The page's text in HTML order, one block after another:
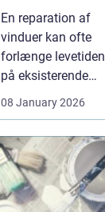
sig?
En reparation af
vinduer kan ofte
forlænge levetiden
på eksisterende
rammer og glas
08 January 2026